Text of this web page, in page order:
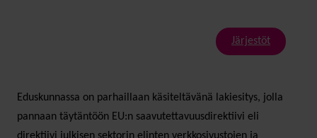
Järjestöt
Eduskunnassa on parhaillaan käsiteltävänä lakiesitys, jolla
pannaan täytäntöön EU:n saavutettavuusdirektiivi eli